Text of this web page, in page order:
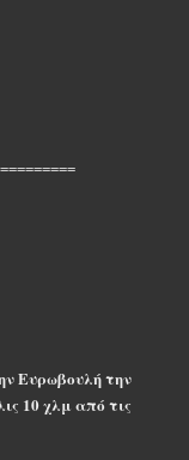
Ευρωβουλή την
10 χλμ από τις